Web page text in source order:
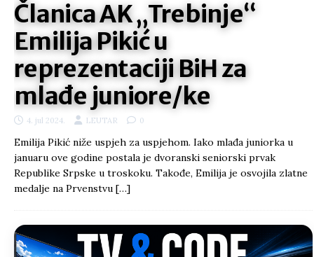
Članica AK „Trebinje“
Emilija Pikić u
reprezentaciji BiH za
mlađe juniore/ke
4. jul 2024. LEUTAR 0
Emilija Pikić niže uspjeh za uspjehom. Iako mlađa juniorka u
januaru ove godine postala je dvoranski seniorski prvak
Republike Srpske u troskoku. Takođe, Emilija je osvojila zlatne
medalje na Prvenstvu […]